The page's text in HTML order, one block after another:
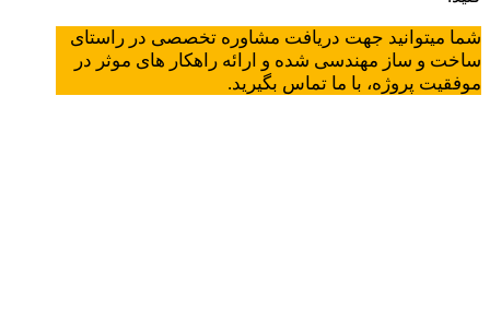
شما میتوانید جهت دریافت مشاوره تخصصی در راستای
ساخت و ساز مهندسی شده و ارائه راهکار های موثر در
موفقیت پروژه، با ما تماس بگیرید.